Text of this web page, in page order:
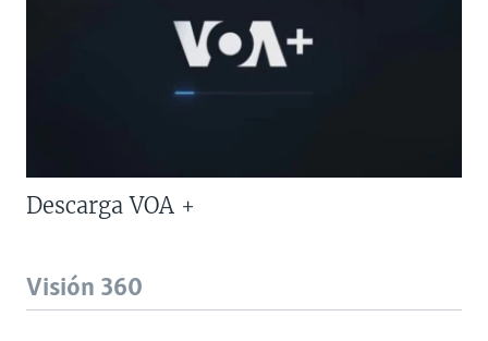
Descarga VOA +
Visión 360